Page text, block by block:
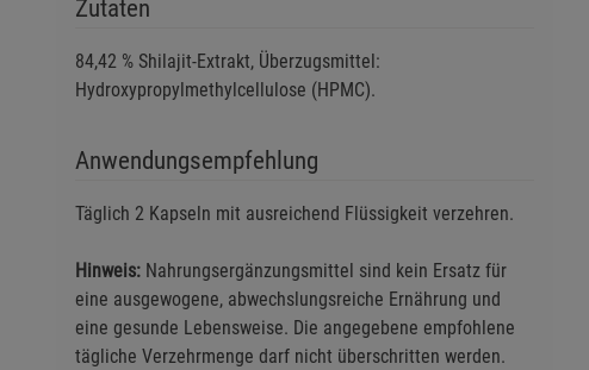
Zutaten
84,42 % Shilajit-Extrakt, Überzugsmittel:
Hydroxypropylmethylcellulose (HPMC).
Anwendungsempfehlung
Täglich 2 Kapseln mit ausreichend Flüssigkeit verzehren.
Hinweis:Nahrungsergänzungsmittel sind kein Ersatz für
eine ausgewogene, abwechslungsreiche Ernährung und
eine gesunde Lebensweise. Die angegebene empfohlene
tägliche Verzehrmenge darf nicht überschritten werden.